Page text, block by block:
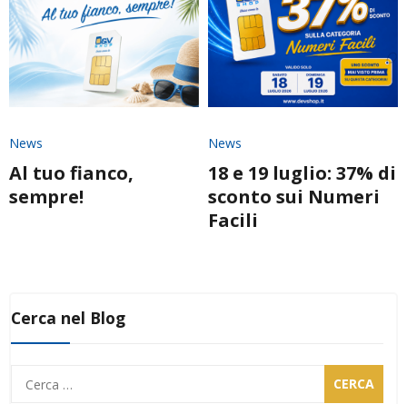
News
Al tuo fianco,
sempre!
News
18 e 19 luglio: 37% di
sconto sui Numeri
Facili
Cerca nel Blog